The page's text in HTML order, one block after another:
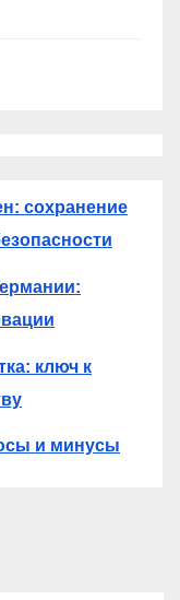
сохранение
ключ к
и минусы